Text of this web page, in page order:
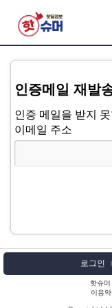
인증메일 재발
인증 메일을 받지
이메일 주소
로그인 l
핫슈
이용